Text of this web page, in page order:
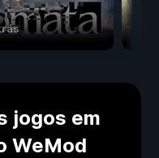
jogos em
WeMod